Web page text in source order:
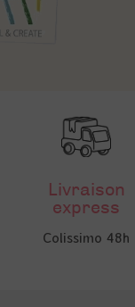
Livraison
express
Colissimo 48h